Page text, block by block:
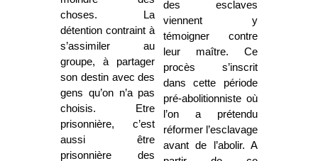
choses. La
détention contraint à
s’assimiler au
groupe, à partager
son destin avec des
gens qu’on n’a pas
choisis. Etre
prisonnière, c’est
aussi être
prisonnière des
des esclaves
viennent y
témoigner contre
leur maître. Ce
procès s’inscrit
dans cette période
pré-abolitionniste où
l’on a prétendu
réformer l’esclavage
avant de l’abolir. A